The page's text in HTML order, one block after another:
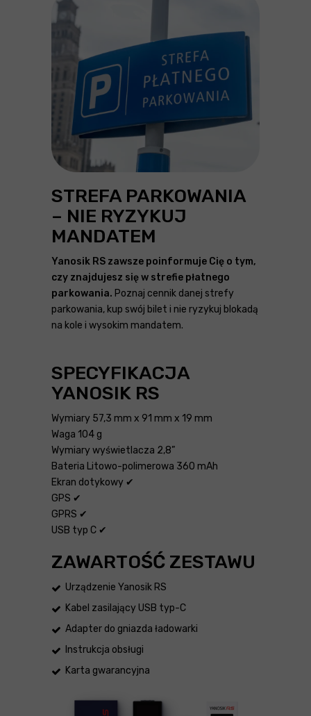
STREFA PARKOWANIA
– NIE RYZYKUJ
MANDATEM
Yanosik RS zawsze poinformuje Cię o tym,
czy znajdujesz się w strefie płatnego
parkowania. Poznaj cennik danej strefy
parkowania, kup swój bilet i nie ryzykuj blokadą
na kole i wysokim mandatem.
SPECYFIKACJA
YANOSIK RS
Wymiary 57,3 mm x 91 mm x 19 mm
Waga 104 g
Wymiary wyświetlacza 2,8”
Bateria Litowo-polimerowa 360 mAh
Ekran dotykowy ✔
GPS ✔
GPRS ✔
USB typ C ✔
ZAWARTOŚĆ ZESTAWU
Urządzenie Yanosik RS
Kabel zasilający USB typ-C
Adapter do gniazda ładowarki
Instrukcja obsługi
Karta gwarancyjna